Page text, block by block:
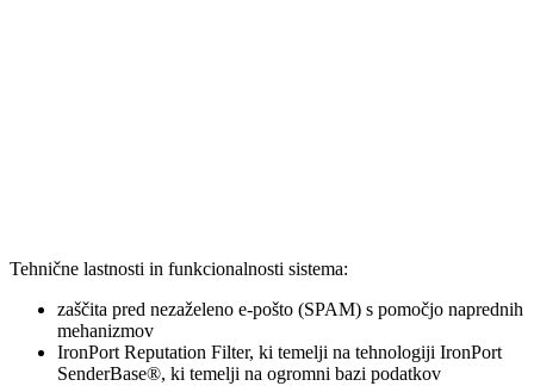
Tehnične lastnosti in funkcionalnosti sistema:
zaščita pred nezaželeno e-pošto (SPAM) s pomočjo naprednih
mehanizmov
IronPort Reputation Filter, ki temelji na tehnologiji IronPort
SenderBase®, ki temelji na ogromni bazi podatkov